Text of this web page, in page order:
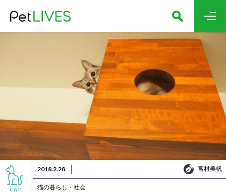
CAT
2018.2.28 宮村美帆
宮村美帆
猫の暮らし・社会